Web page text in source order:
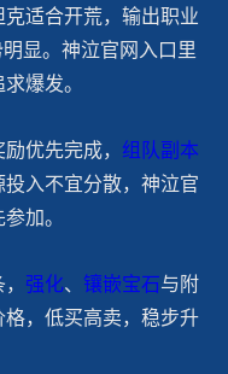
适合开荒，输出职业
显。神泣官网入口里
爆发。
优先完成， 组队副本
入不宜分散，神泣官
加。
强化、 镶嵌宝石与附
，低买高卖，稳步升